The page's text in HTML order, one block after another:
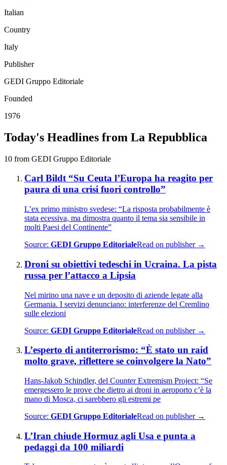
Italian
Country
Italy
Publisher
GEDI Gruppo Editoriale
Founded
1976
Today's Headlines from La Repubblica
10 from GEDI Gruppo Editoriale
Carl Bildt “Su Ceuta l’Europa ha reagito per
paura di una crisi fuori controllo”
L’ex primo ministro svedese: “La risposta probabilmente è
stata ecessiva, ma dimostra quanto il tema sia sensibile in
molti Paesi del Continente”
Source: GEDI Gruppo EditorialeRead on publisher →
Droni su obiettivi tedeschi in Ucraina. La pista
russa per l’attacco a Lipsia
Nel mirino una nave e un deposito di aziende legate alla
Germania. I servizi denunciano: interferenze del Cremlino
sulle elezioni
Source: GEDI Gruppo EditorialeRead on publisher →
L’esperto di antiterrorismo: “È stato un raid
molto grave, riflettere se coinvolgere la Nato”
Hans-Jakob Schindler, del Counter Extremism Project: “Se
emergessero le prove che dietro ai droni in aeroporto c’è la
mano di Mosca, ci sarebbero gli estremi pe
Source: GEDI Gruppo EditorialeRead on publisher →
L’Iran chiude Hormuz agli Usa e punta a
pedaggi da 100 miliardi